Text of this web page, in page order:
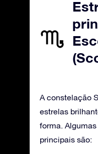
A constelação
estrelas
forma.
principais são: